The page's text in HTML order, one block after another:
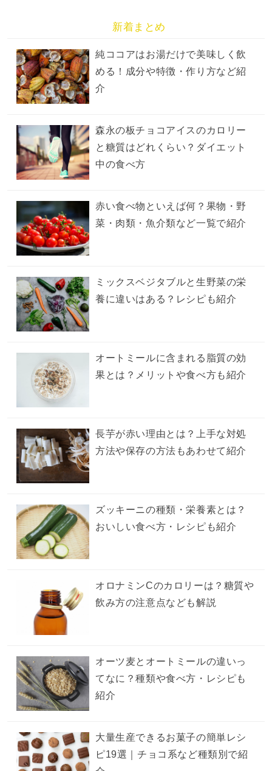
新着まとめ
純ココアはお湯だけで美味しく飲
める！成分や特徴・作り方など紹
介
森永の板チョコアイスのカロリー
と糖質はどれくらい？ダイエット
中の食べ方
赤い食べ物といえば何？果物・野
菜・肉類・魚介類など一覧で紹介
ミックスベジタブルと生野菜の栄
養に違いはある？レシピも紹介
オートミールに含まれる脂質の効
果とは？メリットや食べ方も紹介
長芋が赤い理由とは？上手な対処
方法や保存の方法もあわせて紹介
ズッキーニの種類・栄養素とは？
おいしい食べ方・レシピも紹介
オロナミンCのカロリーは？糖質や
飲み方の注意点なども解説
オーツ麦とオートミールの違いっ
てなに？種類や食べ方・レシピも
紹介
大量生産できるお菓子の簡単レシ
ピ19選｜チョコ系など種類別で紹